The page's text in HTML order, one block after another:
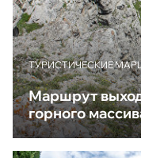
ТУРИСТИЧЕСКИЕ
Маршрут
горного